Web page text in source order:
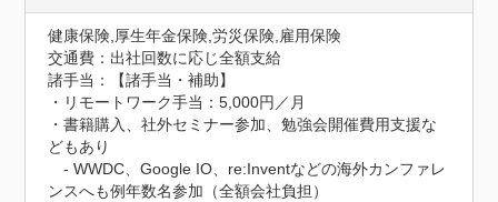
健康保険,厚生年金保険,労災保険,雇用保険
交通費：出社回数に応じ全額支給
諸手当：【諸手当・補助】
・リモートワーク手当：5,000円／月
・書籍購入、社外セミナー参加、勉強会開催費用支援な
どもあり
- WWDC、Google IO、re:Inventなどの海外カンファレ
ンスへも例年数名参加（全額会社負担）